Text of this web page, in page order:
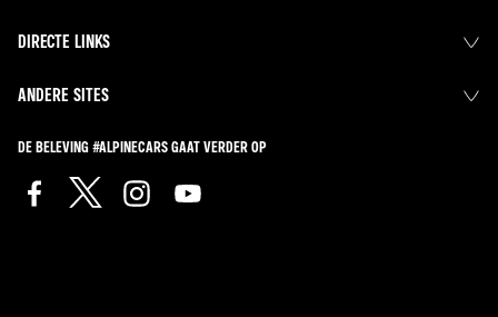
DIRECTE LINKS
ANDERE SITES
DE BELEVING #ALPINECARS GAAT VERDER OP